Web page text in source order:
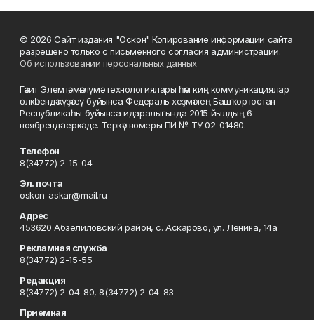
© 2026 Сайт издания "Оскон" Копирование информации сайта
разрешено только с письменного согласия администрации.
Об использовании персональных данных
Гәзит Элемтә, мәғлүмәт технологиялары һәм киң коммуникациялар
өлкәһендә күҙәтеү буйынса Федераль хеҙмәттең Башҡортостан
Республикаһы буйынса идаралығында 2015 йылдың 6
ноябрендә теркәлде. Теркәү номеры ПИ № ТУ 02-01480.
Телефон
8(34772) 2-15-04
Эл. почта
oskon_askar@mail.ru
Адрес
453620 Абзелиловский район, с. Аскарово, ул. Ленина, 14а
Рекламная служба
8(34772) 2-15-55
Редакция
8(34772) 2-04-80, 8(34772) 2-04-83
Приемная